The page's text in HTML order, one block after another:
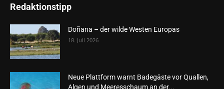
Redaktionstipp
Doñana – der wilde Westen Europas
18. Juli 2026
Neue Plattform warnt Badegäste vor Quallen,
Algen und Meeresschaum an der...